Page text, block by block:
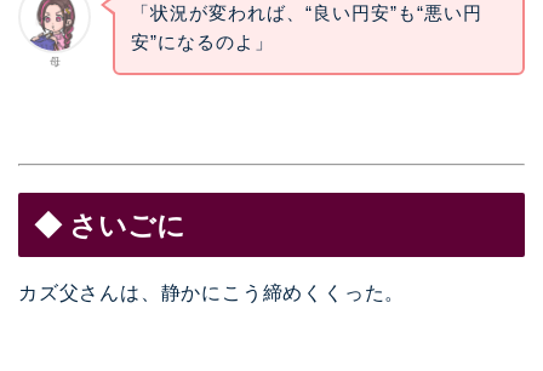
母
「状況が変われば、“良い円安”も“悪い円
安”になるのよ」
◆ さいごに
カズ父さんは、静かにこう締めくくった。